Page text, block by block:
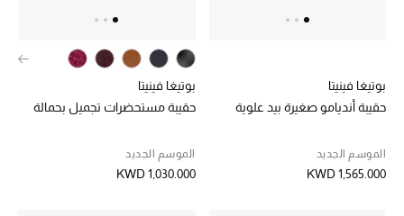
الموسم الجديد
ركن أناقة المنتجعات
بوتيغا فينيتا
حقيبة أنديامو صغيرة بيد علوية
الموسم الجديد
KWD 1,565.000
بوتيغا فينيتا
حقيبة مستحضرات تجميل بحمالة
الموسم الجديد
KWD 1,030.000